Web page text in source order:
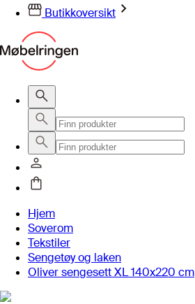
Butikkoversikt
Hjem
Soverom
Tekstiler
Sengetøy og laken
Oliver sengesett XL 140x220 cm